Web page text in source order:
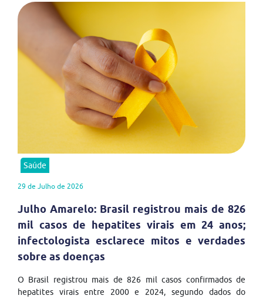
Saúde
29 de Julho de 2026
Julho Amarelo: Brasil registrou mais de 826
mil casos de hepatites virais em 24 anos;
infectologista esclarece mitos e verdades
sobre as doenças
O Brasil registrou mais de 826 mil casos confirmados de
hepatites virais entre 2000 e 2024, segundo dados do